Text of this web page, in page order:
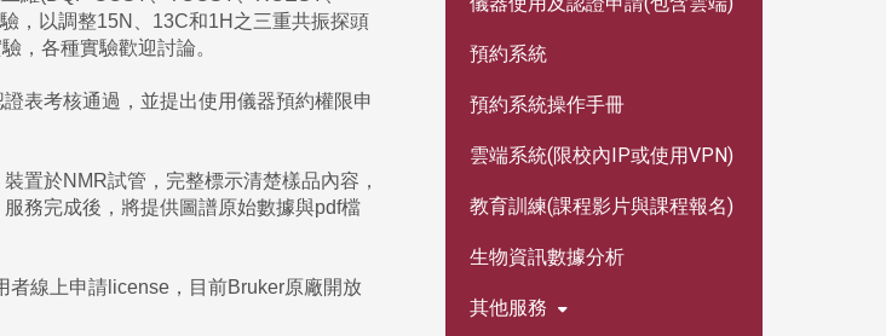
，以調整15N、13C和1H之三重共振探頭
，各種實驗歡迎討論。
表考核通過，並提出使用儀器預約權限申
置於NMR試管，完整標示清楚樣品內容，
務完成後，將提供圖譜原始數據與pdf檔
線上申請license，目前Bruker原廠開放
預約系統
預約系統操作手冊
雲端系統(限校內IP或使用VPN)
教育訓練(課程影片與課程報名)
生物資訊數據分析
其他服務